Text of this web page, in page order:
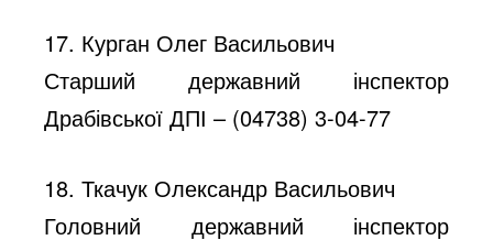
17. Курган Олег Васильович
Старший державний інспектор
Драбівської ДПІ – (04738) 3-04-77
18. Ткачук Олександр Васильович
Головний державний інспектор